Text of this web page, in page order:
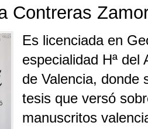
Contreras
Es licenciada en
especialidad Hª del
de Valencia, donde
tesis que versó
manuscritos